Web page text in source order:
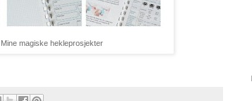
magiske hekleprosjekter